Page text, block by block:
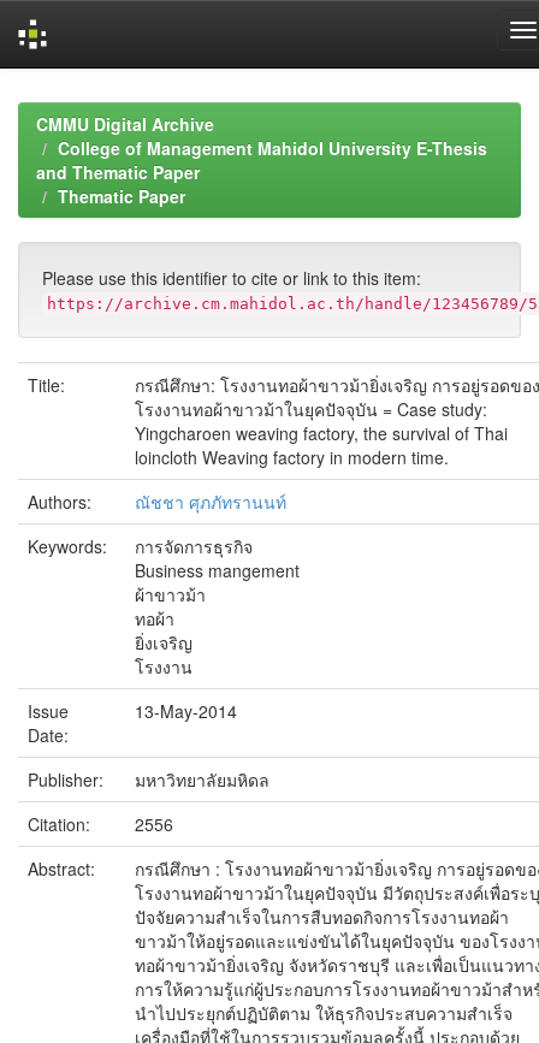
navigationCMMU Digital Archive
College of Management Mahidol University E-Thesis
and Thematic Paper
Thematic Paper
Please use this identifier to cite or link to this item:
https://archive.cm.mahidol.ac.th/handle/123456789/
Title:
กรณีศึกษา: โรงงานทอผ้าขาวม้ายิ่งเจริญ การอยู่รอดของ
โรงงานทอผ้าขาวม้าในยุคปัจจุบัน = Case study:
Yingcharoen weaving factory, the survival of Thai
loincloth Weaving factory in modern time.
Authors:
ณัชชา ศุภภัทรานนท์
Keywords:
การจัดการธุรกิจ
Business mangement
ผ้าขาวม้า
ทอผ้า
ยิ่งเจริญ
โรงงาน
Issue
Date:
13-May-2014
Publisher:
มหาวิทยาลัยมหิดล
Citation:
2556
Abstract:
กรณีศึกษา : โรงงานทอผ้าขาวม้ายิ่งเจริญ การอยู่รอดขอ
โรงงานทอผ้าขาวม้าในยุคปัจจุบัน มีวัตถุประสงค์เพื่อระบุ
ปัจจัยความสำเร็จในการสืบทอดกิจการโรงงานทอผ้า
ขาวม้าให้อยู่รอดและแข่งขันได้ในยุคปัจจุบัน ของโรงง
ทอผ้าขาวม้ายิ่งเจริญ จังหวัดราชบุรี และเพื่อเป็นแนวทา
การให้ความรู้แก่ผู้ประกอบการโรงงานทอผ้าขาวม้าสำห
นำไปประยุกต์ปฏิบัติตาม ให้ธุรกิจประสบความสำเร็จ
เครื่องมือที่ใช้ในการรวบรวมข้อมูลครั้งนี้ ประกอบด้วย